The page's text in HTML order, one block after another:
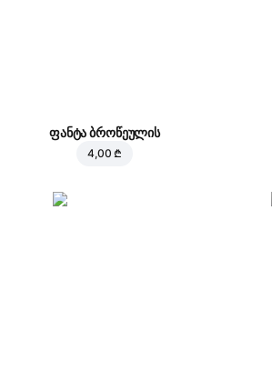
ფანტა ბროწეულის
4,00 ₾